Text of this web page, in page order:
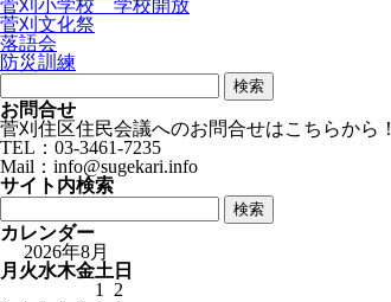
菅刈小学校 学校開放
菅刈文化祭
落語会
防災訓練
検
索:
お問合せ
菅刈住区住民会議へのお問合せはこちらから！
TEL：03-3461-7235
Mail：info@sugekari.info
サイト内検索
検
索:
カレンダー
2026年8月
月 火水木金土 日
1
2